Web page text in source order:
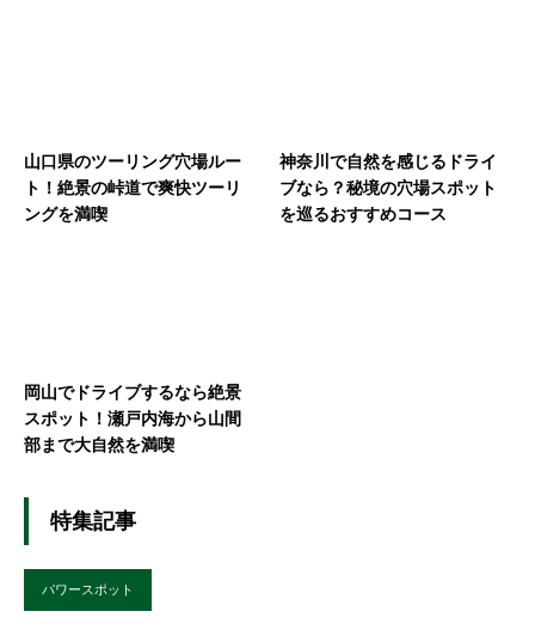
山口県のツーリング穴場ルー
ト！絶景の峠道で爽快ツーリ
ングを満喫
神奈川で自然を感じるドライ
ブなら？秘境の穴場スポット
を巡るおすすめコース
岡山でドライブするなら絶景
スポット！瀬戸内海から山間
部まで大自然を満喫
特集記事
パワースポット